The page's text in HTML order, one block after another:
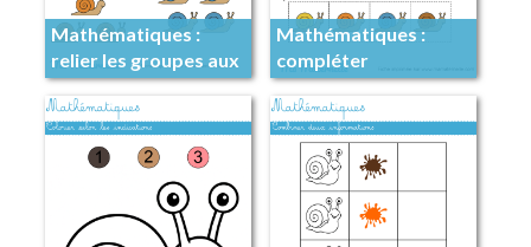
Mathématiques :
relier les groupes aux
nombres
Mathématiques :
compléter
l’algorithme